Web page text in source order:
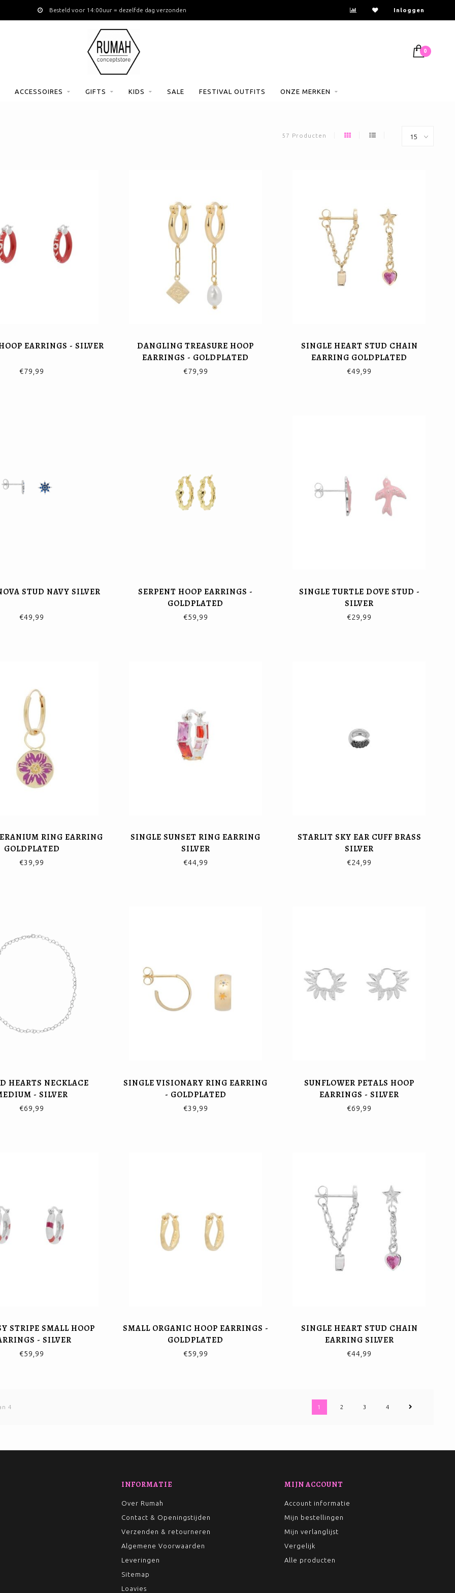
Besteld voor 14:00uur = dezelfde dag verzonden Inloggen
0
ACCESSOIRES GIFTS KIDS SALE FESTIVAL OUTFITS ONZE MERKEN
57 Producten
EARRINGS - SILVER
€79,99
DANGLING TREASURE HOOP
EARRINGS - GOLDPLATED
€79,99
SINGLE HEART STUD CHAIN
EARRING GOLDPLATED
€49,99
STUD NAVY SILVER
€49,99
SERPENT HOOP EARRINGS -
GOLDPLATED
€59,99
SINGLE TURTLE DOVE STUD -
SILVER
€29,99
RING EARRING
GOLDPLATED
€39,99
SINGLE SUNSET RING EARRING
SILVER
€44,99
STARLIT SKY EAR CUFF BRASS
SILVER
€24,99
HEARTS NECKLACE
- SILVER
€69,99
SINGLE VISIONARY RING EARRING
- GOLDPLATED
€39,99
SUNFLOWER PETALS HOOP
EARRINGS - SILVER
€69,99
STRIPE SMALL HOOP
- SILVER
€59,99
SMALL ORGANIC HOOP EARRINGS -
GOLDPLATED
€59,99
SINGLE HEART STUD CHAIN
EARRING SILVER
€44,99
4 1 2 3 4
INFORMATIE
Over Rumah
Contact & Openingstijden
Verzenden & retourneren
Algemene Voorwaarden
Leveringen
Sitemap
Loavies
MIJN ACCOUNT
Account informatie
Mijn bestellingen
Mijn verlanglijst
Vergelijk
Alle producten